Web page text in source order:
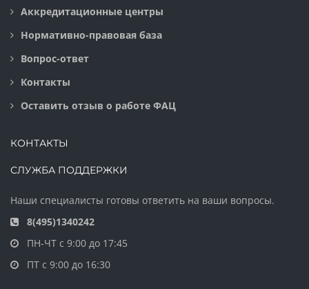
Аккредитационные центры
Нормативно-правовая база
Вопрос-ответ
Контакты
Оставить отзыв о работе ФАЦ
КОНТАКТЫ
СЛУЖБА ПОДДЕРЖКИ
Наши специалисты готовы ответить на ваши вопросы.
8(495)1340242
ПН-ЧТ с 9:00 до 17:45
ПТ с 9:00 до 16:30